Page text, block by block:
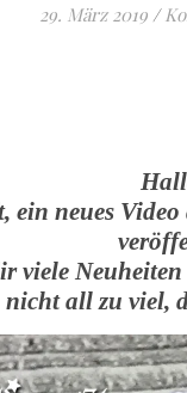
29. März 2019 /
ein neues
viele
all zu viel,